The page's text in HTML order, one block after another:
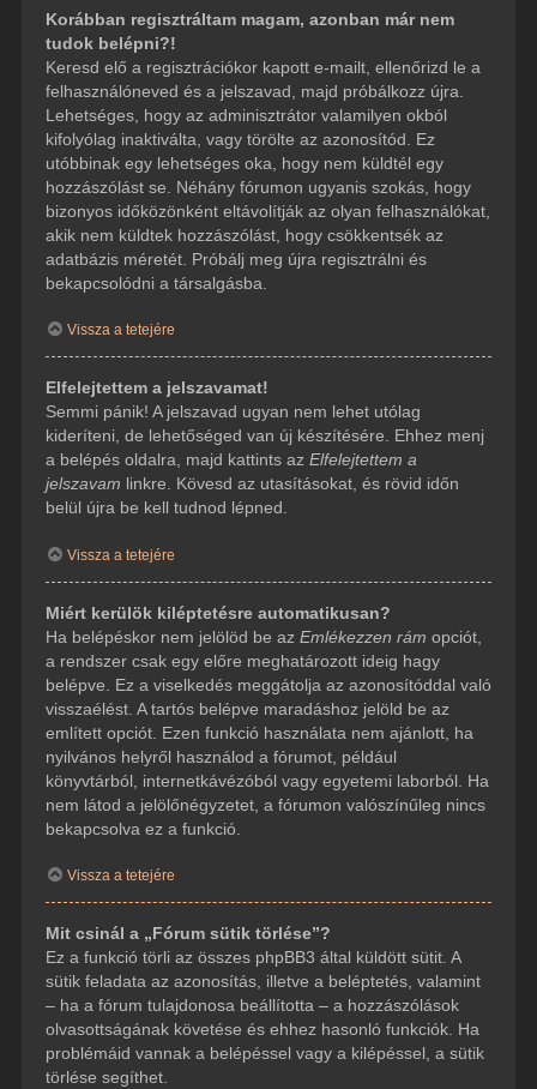
Korábban regisztráltam magam, azonban már nem
tudok belépni?!
Keresd elő a regisztrációkor kapott e-mailt, ellenőrizd le a
felhasználóneved és a jelszavad, majd próbálkozz újra.
Lehetséges, hogy az adminisztrátor valamilyen okból
kifolyólag inaktiválta, vagy törölte az azonosítód. Ez
utóbbinak egy lehetséges oka, hogy nem küldtél egy
hozzászólást se. Néhány fórumon ugyanis szokás, hogy
bizonyos időközönként eltávolítják az olyan felhasználókat,
akik nem küldtek hozzászólást, hogy csökkentsék az
adatbázis méretét. Próbálj meg újra regisztrálni és
bekapcsolódni a társalgásba.
Vissza a tetejére
Elfelejtettem a jelszavamat!
Semmi pánik! A jelszavad ugyan nem lehet utólag
kideríteni, de lehetőséged van új készítésére. Ehhez menj
a belépés oldalra, majd kattints az Elfelejtettem a
jelszavam linkre. Kövesd az utasításokat, és rövid időn
belül újra be kell tudnod lépned.
Vissza a tetejére
Miért kerülök kiléptetésre automatikusan?
Ha belépéskor nem jelölöd be az Emlékezzen rám opciót,
a rendszer csak egy előre meghatározott ideig hagy
belépve. Ez a viselkedés meggátolja az azonosítóddal való
visszaélést. A tartós belépve maradáshoz jelöld be az
említett opciót. Ezen funkció használata nem ajánlott, ha
nyilvános helyről használod a fórumot, például
könyvtárból, internetkávézóból vagy egyetemi laborból. Ha
nem látod a jelölőnégyzetet, a fórumon valószínűleg nincs
bekapcsolva ez a funkció.
Vissza a tetejére
Mit csinál a „Fórum sütik törlése”?
Ez a funkció törli az összes phpBB3 által küldött sütit. A
sütik feladata az azonosítás, illetve a beléptetés, valamint
– ha a fórum tulajdonosa beállította – a hozzászólások
olvasottságának követése és ehhez hasonló funkciók. Ha
problémáid vannak a belépéssel vagy a kilépéssel, a sütik
törlése segíthet.